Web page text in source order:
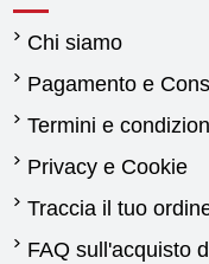
Chi siamo
Pagamento e
Termini e
Privacy e Cookie
Traccia il tuo
FAQ sull'acquisto